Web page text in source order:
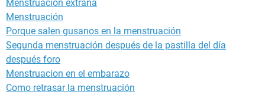
Menstruación extraña
Menstruación
Porque salen gusanos en la menstruación
Segunda menstruación después de la pastilla del día
después foro
Menstruacion en el embarazo
Como retrasar la menstruación